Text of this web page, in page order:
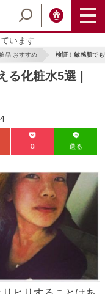
います
品 おすすめ 検証！敏感肌で
る化粧水5選 |
0 送る